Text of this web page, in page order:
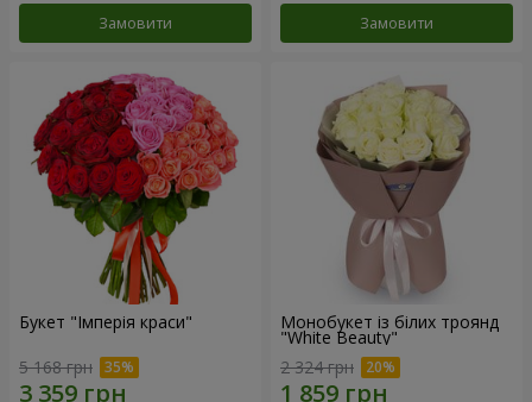
Замовити Замовити
Букет "Імперія краси"
5 168 грн
Монобукет із білих троянд
"White Beauty"
2 324 грн